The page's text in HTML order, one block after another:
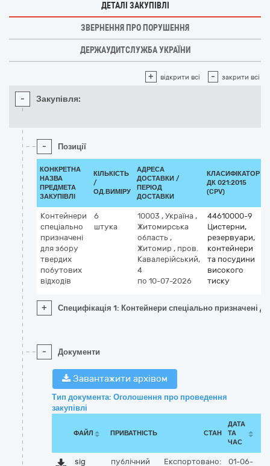
ДЕТАЛІ ЗАКУПІВЛІ
ЗВЕРНЕННЯ ПРО ПОРУШЕННЯ
ДЕРЖАУДИТСЛУЖБА УКРАЇНИ
+ відкрити всі - закрити всі
- Закупівля:
- Позиції
КОНКРЕТНА
НАЗВА
ПРЕДМЕТА
ЗАКУПІВЛІ
КІЛЬКІСТЬ
/
ОД.ВИМІРУ
АДРЕСА
ДОСТАВКИ /
ПЕРІОД
ДОСТАВКИ
КЛАСИФІКАТОР
ДК 021:2015
(CPV)
Контейнери
спеціально
призначені
для збору
твердих
побутових
відходів
6
штука
10003 , Україна ,
Житомирська
область ,
Житомир , пров.
Кавалерійський,
4
по 10-07-2026
44610000-9
Цистерни,
резервуари,
контейнери
та посудини
високого
тиску
+ Специфікація 1: Контейнери спеціально призначені
- Документи
Завантажити архівом
Тип документа: Оголошення про проведення
закупівлі
ФАЙЛ ПРИВАТНІСТЬ СТАН
ДАТА
ТА
ЧАС
sig публічний Експортовано: 01-06-